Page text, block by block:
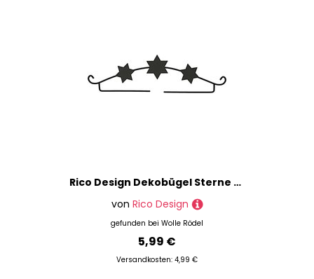
Verschlüsse
Rico Design Dekobügel Sterne schwarz 21cm
von Rico Design
gefunden bei Wolle Rödel
5,99 €
Versandkosten: 4,99 €